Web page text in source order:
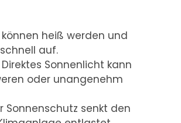
heiß werden und
auf.
Direktes Sonnenlicht kann
oder unangenehm
Sonnenschutz senkt den